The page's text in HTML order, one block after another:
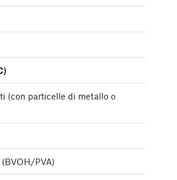
(con particelle di metallo o
PVA)